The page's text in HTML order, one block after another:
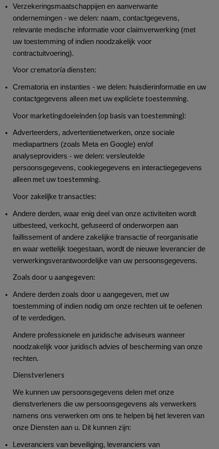
Verzekeringsmaatschappijen en aanverwante
ondernemingen - we delen: naam, contactgegevens,
relevante medische informatie voor claimverwerking (met
uw toestemming of indien noodzakelijk voor
contractuitvoering).
Voor crematoria diensten:
Crematoria en instanties - we delen: huisdierinformatie en uw
contactgegevens alleen met uw expliciete toestemming.
Voor marketingdoeleinden (op basis van toestemming):
Adverteerders, advertentienetwerken, onze sociale
mediapartners (zoals Meta en Google) en/of
analyseproviders - we delen: versleutelde
persoonsgegevens, cookiegegevens en interactiegegevens
alleen met uw toestemming.
Voor zakelijke transacties:
Andere derden, waar enig deel van onze activiteiten wordt
uitbesteed, verkocht, gefuseerd of onderworpen aan
faillissement of andere zakelijke transactie of reorganisatie
en waar wettelijk toegestaan, wordt de nieuwe leverancier de
verwerkingsverantwoordelijke van uw persoonsgegevens.
Zoals door u aangegeven:
Andere derden zoals door u aangegeven, met uw
toestemming of indien nodig om onze rechten uit te oefenen
of te verdedigen.
Andere professionele en juridische adviseurs wanneer
noodzakelijk voor juridisch advies of bescherming van onze
rechten.
Dienstverleners
We kunnen uw persoonsgegevens delen met onze
dienstverleners die uw persoonsgegevens als verwerkers
namens ons verwerken om ons te helpen bij het leveren van
onze Diensten aan u. Dit kunnen zijn:
Leveranciers van beveiliging, leveranciers van